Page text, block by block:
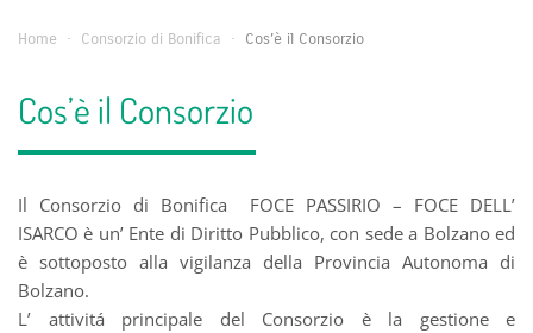
Home · Consorzio di Bonifica · Cos’è il Consorzio
Cos’è il Consorzio
Il Consorzio di Bonifica FOCE PASSIRIO – FOCE DELL’
ISARCO è un’ Ente di Diritto Pubblico, con sede a Bolzano ed
è sottoposto alla vigilanza della Provincia Autonoma di
Bolzano.
L’ attivitá principale del Consorzio è la gestione e